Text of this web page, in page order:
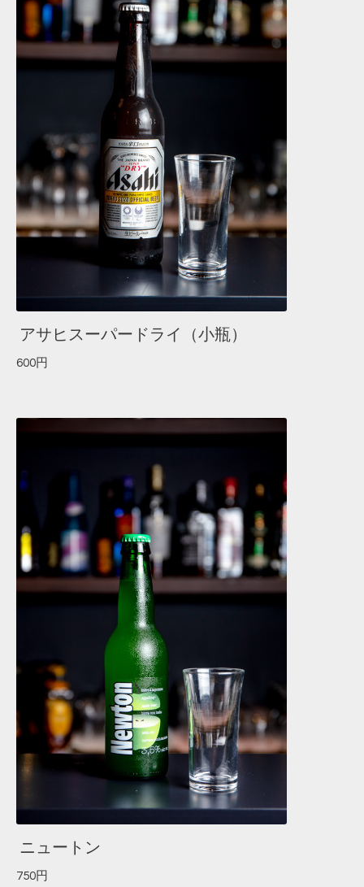
アサヒスーパードライ（小瓶）
600円
ニュートン
750円